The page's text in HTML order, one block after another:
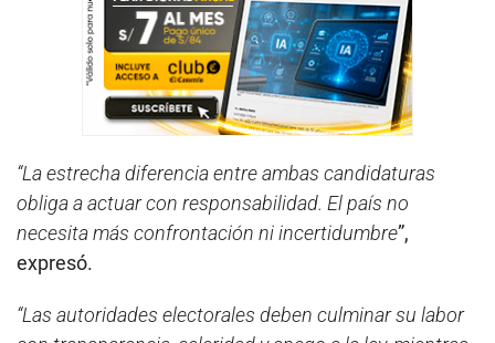
“La estrecha diferencia entre ambas candidaturas
obliga a actuar con responsabilidad. El país no
necesita más confrontación ni incertidumbre”,
expresó.
“Las autoridades electorales deben culminar su labor